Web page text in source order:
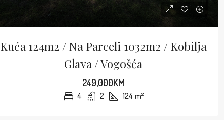
Kuća 124m2 / Na Parceli 1032m2 / Kobilja
Glava / Vogošća
249,000KM
4 2 124 m²